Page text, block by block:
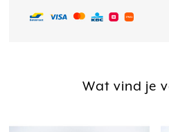
Wat vind je